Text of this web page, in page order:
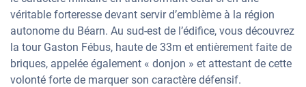
véritable forteresse devant servir d’emblème à la région
autonome du Béarn. Au sud-est de l’édifice, vous découvrez
la tour Gaston Fébus, haute de 33m et entièrement faite de
briques, appelée également « donjon » et attestant de cette
volonté forte de marquer son caractère défensif.